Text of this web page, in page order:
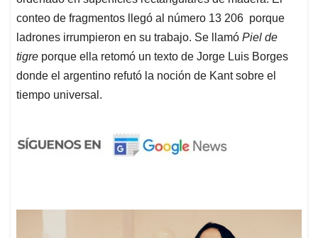
conteo de fragmentos llegó al número 13 206 porque
ladrones irrumpieron en su trabajo. Se llamó Piel de
tigre porque ella retomó un texto de Jorge Luis Borges
donde el argentino refutó la noción de Kant sobre el
tiempo universal.